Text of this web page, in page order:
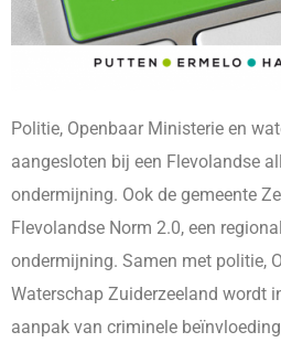
Politie, Openbaar Ministerie en
aangesloten bij een Flevolandse
ondermijning. Ook de gemeente
Flevolandse Norm 2.0, een
ondermijning. Samen met politie,
Waterschap Zuiderzeeland wordt
aanpak van criminele